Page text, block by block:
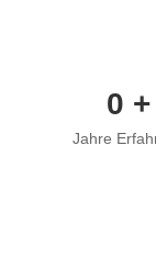
0 +
Jahre